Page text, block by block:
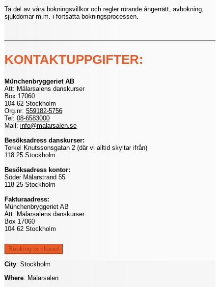
Ta del av våra bokningsvillkor och regler rörande ångerrätt, avbokning,
sjukdomar m.m. i fortsatta bokningsprocessen.
KONTAKTUPPGIFTER:
Münchenbryggeriet AB
Att: Mälarsalens danskurser
Box 17060
104 62 Stockholm
Org.nr: 559182-5756
Tel: 08-6583000
Mail: info@malarsalen.se
Besöksadress danskurser:
Torkel Knutssonsgatan 2 (där vi alltid skyltar ifrån)
118 25 Stockholm
Besöksadress kontor:
Söder Mälarstrand 55
118 25 Stockholm
Fakturaadress:
Münchenbryggeriet AB
Att: Mälarsalens danskurser
Box 17060
104 62 Stockholm
City: Stockholm
Where: Mälarsalen